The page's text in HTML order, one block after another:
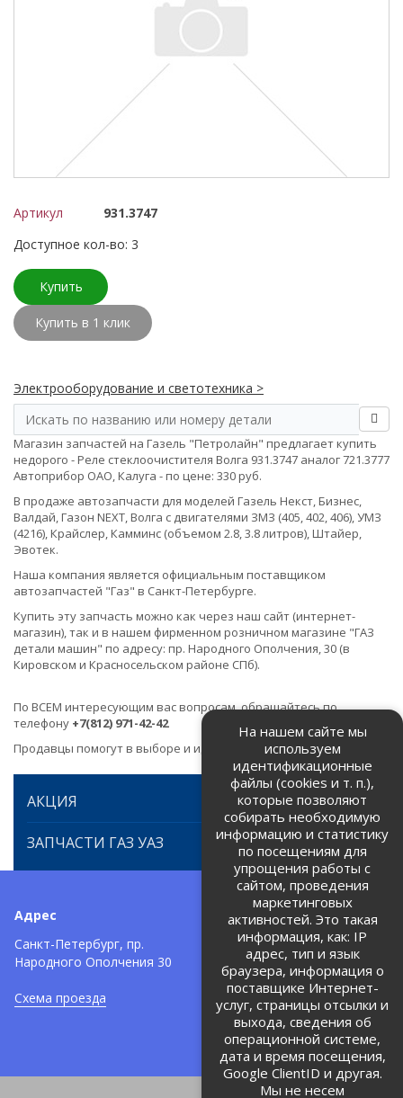
Артикул
931.3747
Доступное кол-во: 3
Купить
Купить в 1 клик
Электрооборудование и светотехника >
Магазин запчастей на Газель "Петролайн" предлагает купить
недорого - Реле стеклоочистителя Волга 931.3747 аналог 721.3777
Автоприбор ОАО, Калуга - по цене: 330 руб.
В продаже автозапчасти для моделей Газель Некст, Бизнес,
Валдай, Газон NEXT, Волга с двигателями ЗМЗ (405, 402, 406), УМЗ
(4216), Крайслер, Камминс (объемом 2.8, 3.8 литров), Штайер,
Эвотек.
Наша компания является официальным поставщиком
автозапчастей "Газ" в Санкт-Петербурге.
Купить эту запчасть можно как через наш сайт (интернет-
магазин), так и в нашем фирменном розничном магазине "ГАЗ
детали машин" по адресу: пр. Народного Ополчения, 30 (в
Кировском и Красносельском районе СПб).
По ВСЕМ интересующим вас вопросам, обращайтесь по
телефону +7(812) 971-42-42
Продавцы помогут в выборе и идентификации товара.
АКЦИЯ
ЗАПЧАСТИ ГАЗ УАЗ
Адрес
Санкт-Петербург, пр.
Народного Ополчения 30
Схема проезда
Телефоны:
+7 (812) 971-42-42
Политика об обработке и
защите персональных данных
Соглашение на обработку
персональных данных
На нашем сайте мы
используем
идентификационные
файлы (cookies и т. п.),
которые позволяют
собирать необходимую
информацию и статистику
по посещениям для
упрощения работы с
сайтом, проведения
маркетинговых
активностей. Это такая
информация, как: IP
адрес, тип и язык
браузера, информация о
поставщике Интернет-
услуг, страницы отсылки и
выхода, сведения об
операционной системе,
дата и время посещения,
Google ClientID и другая.
Мы не несем